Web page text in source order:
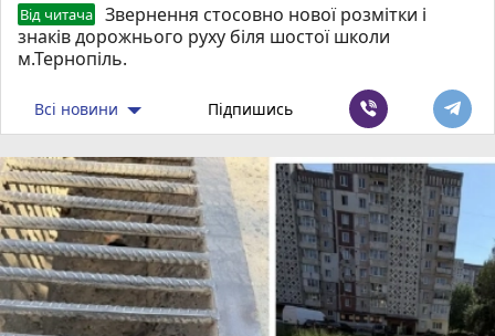
Від читача
Звернення стосовно нової розмітки і
знаків дорожнього руху біля шостої школи
м.Тернопіль.
Всі новини Підпишись